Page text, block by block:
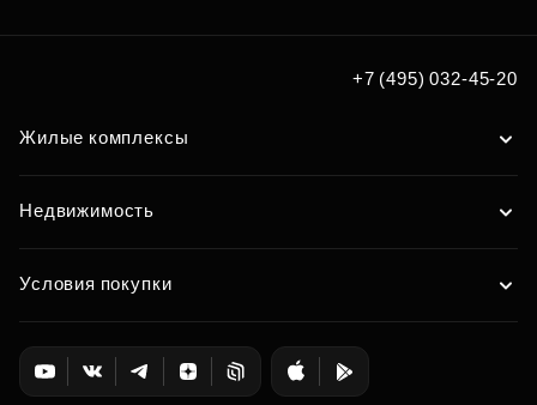
+7 (495) 032-45-20
Жилые комплексы
Недвижимость
Условия покупки